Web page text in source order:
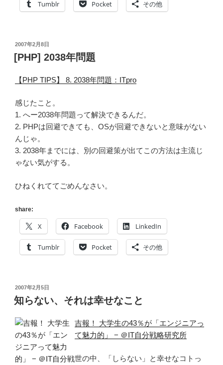
Tumblr Pocket その他
投
稿
日:
2007年2月8日
[PHP] 2038年問題
【PHP TIPS】 8. 2038年問題：ITpro
感じたこと。
1. へー2038年問題って解決できるんだ。
2. PHPは回避できても、OSが回避できないと意味がない
んじゃ。
3. 2038年までには、別の回避策が出てこの方法は主流じ
ゃない気がする。
ひねくれててごめんなさい。
share:
X Facebook LinkedIn
Tumblr Pocket その他
投
稿
日:
2007年2月5日
知らない、それは幸せなこと
吉報！ 大学生の43％が「エンジニアっ
て魅力的」 − ＠IT自分戦略研究所
世の中、「しらない」と幸せなコトっ